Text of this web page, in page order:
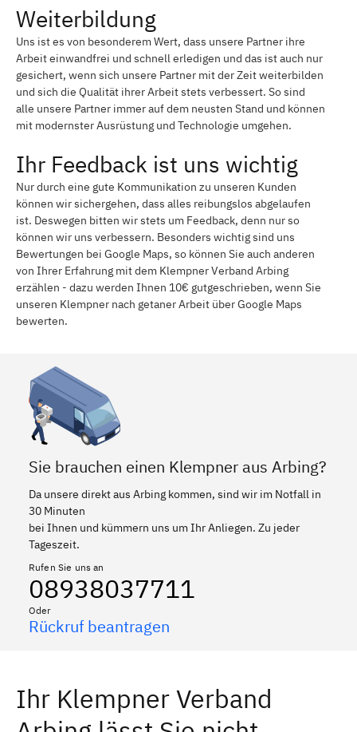
Weiterbildung
Uns ist es von besonderem Wert, dass unsere Partner ihre
Arbeit einwandfrei und schnell erledigen und das ist auch nur
gesichert, wenn sich unsere Partner mit der Zeit weiterbilden
und sich die Qualität ihrer Arbeit stets verbessert. So sind
alle unsere Partner immer auf dem neusten Stand und können
mit modernster Ausrüstung und Technologie umgehen.
Ihr Feedback ist uns wichtig
Nur durch eine gute Kommunikation zu unseren Kunden
können wir sichergehen, dass alles reibungslos abgelaufen
ist. Deswegen bitten wir stets um Feedback, denn nur so
können wir uns verbessern. Besonders wichtig sind uns
Bewertungen bei Google Maps, so können Sie auch anderen
von Ihrer Erfahrung mit dem Klempner Verband Arbing
erzählen - dazu werden Ihnen 10€ gutgeschrieben, wenn Sie
unseren Klempner nach getaner Arbeit über Google Maps
bewerten.
Sie brauchen einen Klempner aus Arbing?
Da unsere direkt aus Arbing kommen, sind wir im Notfall in
30 Minuten
bei Ihnen und kümmern uns um Ihr Anliegen. Zu jeder
Tageszeit.
Rufen Sie uns an
08938037711
Oder
Rückruf beantragen
Ihr Klempner Verband